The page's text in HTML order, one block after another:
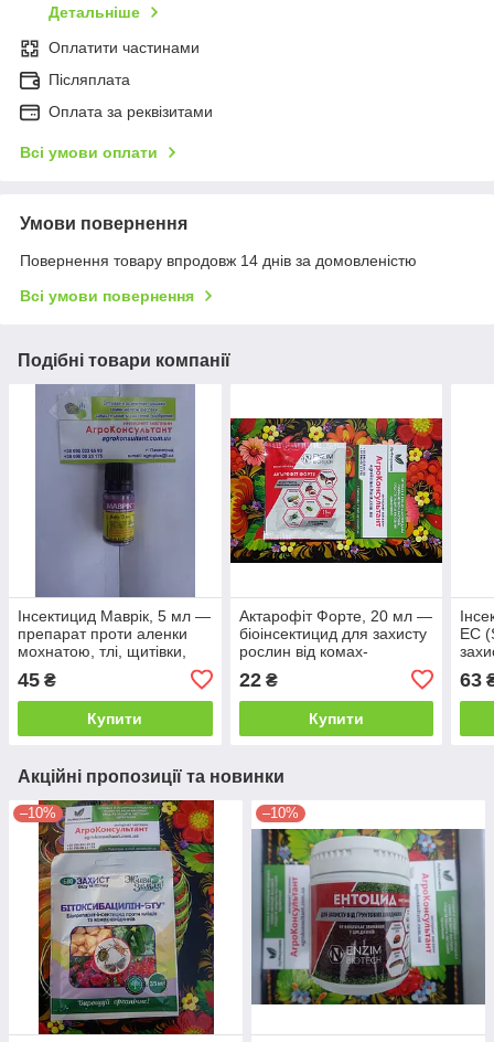
Детальніше
Оплатити частинами
Післяплата
Оплата за реквізитами
Всі умови оплати
Умови повернення
Повернення товару впродовж 14 днів за домовленістю
Всі умови повернення
Подібні товари компанії
Інсектицид Маврік, 5 мл —
препарат проти аленки
мохнатою, тлі, щитівки,
для бджіл
45 ₴
Купити
Актарофіт Форте, 20 мл —
біоінсектицид для захисту
рослин від комах-
шкідників (аналог Актофіт,
Актоцид) препарат,
інсектицид
22₴
Купити
ЕС
63
Акційні пропозиції та новинки
–10% –10%